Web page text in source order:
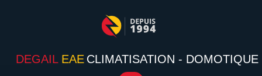
DEGAIL EAE CLIMATISATION - DOMOTIQUE